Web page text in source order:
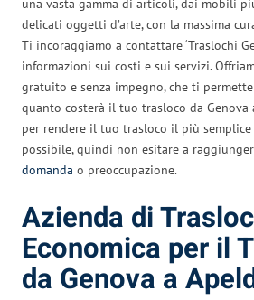
una vasta gamma di articoli, dai mobili
delicati oggetti d’arte, con la massima
Ti incoraggiamo a contattare ‘Traslochi
informazioni sui costi e sui servizi.
gratuito e senza impegno, che ti
quanto costerà il tuo trasloco da Genova
per rendere il tuo trasloco il più semplice
possibile, quindi non esitare a
domanda o preoccupazione.
Azienda di
Economica per il
da Genova a